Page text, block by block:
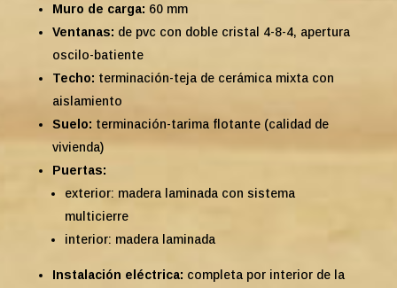
Muro de carga: 60 mm
Ventanas: de pvc con doble cristal 4-8-4, apertura
oscilo-batiente
Techo: terminación-teja de cerámica mixta con
aislamiento
Suelo: terminación-tarima flotante (calidad de
vivienda)
Puertas:
exterior: madera laminada con sistema
multicierre
interior: madera laminada
Instalación eléctrica: completa por interior de la